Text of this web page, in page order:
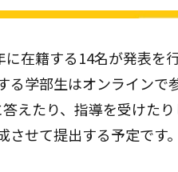
在籍する14名が発表を
る学部生はオンラインで
えたり、指導を受けたり
せて提出する予定です。